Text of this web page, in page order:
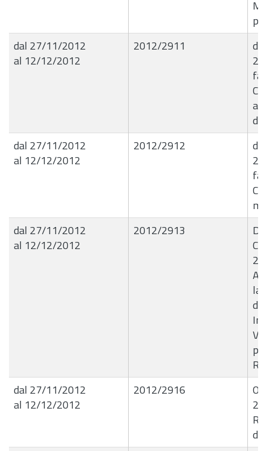
dal 27/11/2012
al 12/12/2012
2012/2911
dal 27/11/2012
al 12/12/2012
2012/2912
dal 27/11/2012
al 12/12/2012
2012/2913
la
dal 27/11/2012
al 12/12/2012
2012/2916